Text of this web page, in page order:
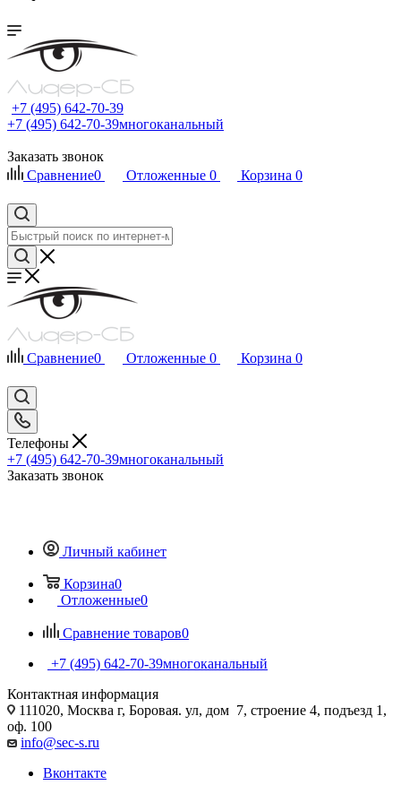
+7 (495) 642-70-39
+7 (495) 642-70-39многоканальный
Заказать звонок
Сравнение0 Отложенные 0 Корзина 0
Сравнение0 Отложенные 0 Корзина 0
Телефоны
+7 (495) 642-70-39многоканальный
Заказать звонок
Личный кабинет
Корзина0
Отложенные0
Сравнение товаров0
+7 (495) 642-70-39многоканальный
Контактная информация
111020, Москва г, Боровая. ул, дом 7, строение 4, подъезд 1,
оф. 100
info@sec-s.ru
Вконтакте